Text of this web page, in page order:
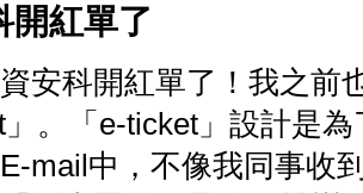
開紅單了
安科開紅單了！我之前
」。「e-ticket」設計是
mail中，不像我同事收